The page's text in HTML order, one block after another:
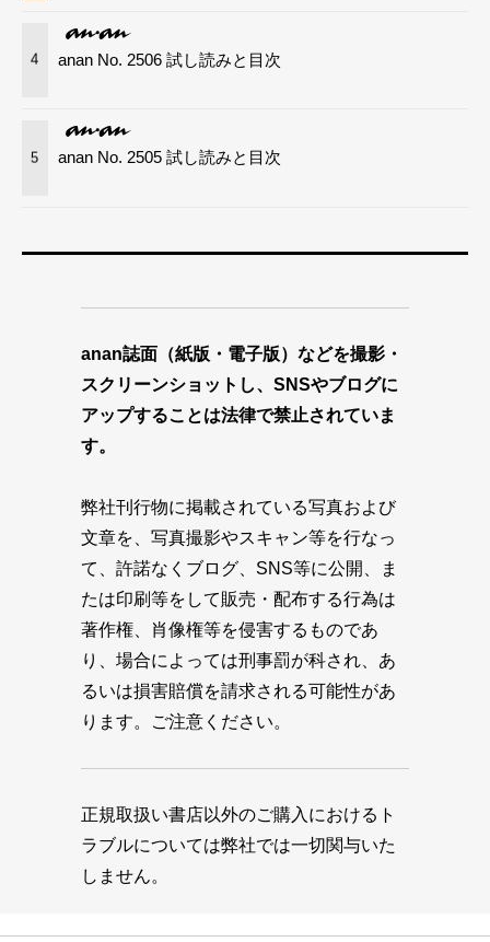
4 anan No. 2506 試し読みと目次
5 anan No. 2505 試し読みと目次
anan誌面（紙版・電子版）などを撮影・
スクリーンショットし、SNSやブログに
アップすることは法律で禁止されていま
す。
弊社刊行物に掲載されている写真および
文章を、写真撮影やスキャン等を行なっ
て、許諾なくブログ、SNS等に公開、ま
たは印刷等をして販売・配布する行為は
著作権、肖像権等を侵害するものであ
り、場合によっては刑事罰が科され、あ
るいは損害賠償を請求される可能性があ
ります。ご注意ください。
正規取扱い書店以外のご購入におけるト
ラブルについては弊社では一切関与いた
しません。